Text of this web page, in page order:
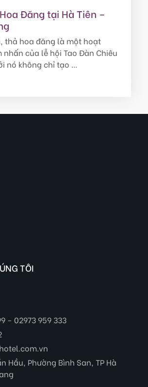
Đăng tại Hà Tiên –
thả hoa đăng là một hoạt
nhấn của lễ hội Tao Đàn Chiêu
nó không chỉ tạo …
TÔI
- 02973 959 333
Hầu, Phường Bình San, TP Hà